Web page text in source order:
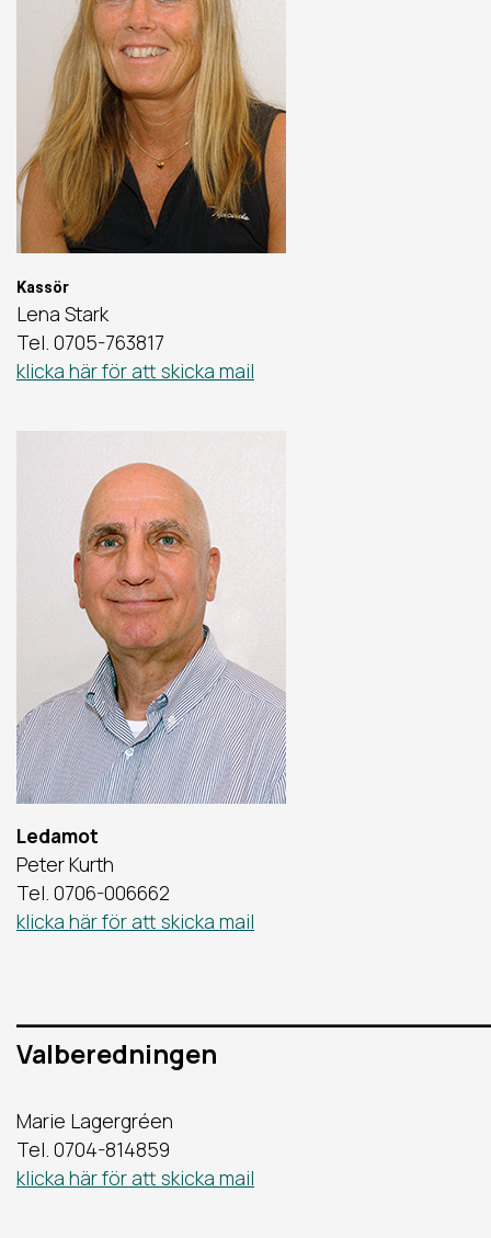
Kassör
Lena Stark
Tel. 0705-763817
klicka här för att skicka mail
Ledamot
Peter Kurth
Tel. 0706-006662
klicka här för att skicka mail
Valberedningen
Marie Lagergréen
Tel. 0704-814859
klicka här för att skicka mail